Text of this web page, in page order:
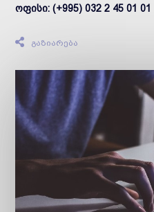
ოფისი: (+995) 032 2 45 01 01
გაზიარება